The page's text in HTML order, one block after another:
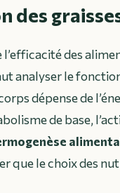
des
des
analyser le
dépense de
de base,
que le choix des